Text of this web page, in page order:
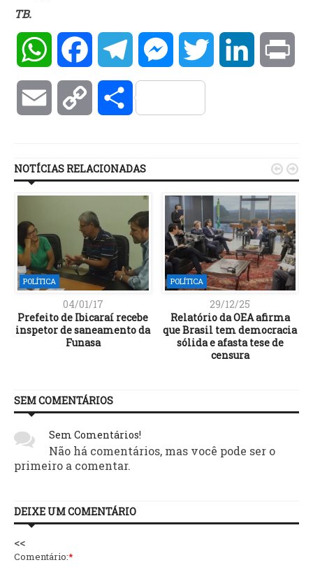
TB.
WhatsAppFacebookTelegramMessengerTwitter LinkedIn
Email Copy Compartilhar
NOTÍCIAS RELACIONADAS
POLÍTICA
04/01/17
Prefeito de Ibicaraí recebe
inspetor de saneamento da
Funasa
POLÍTICA
29/12/25
Relatório da OEA afirma
que Brasil tem democracia
sólida e afasta tese de
censura
 
SEM COMENTÁRIOS
Sem Comentários!
Não há comentários, mas você pode ser o
primeiro a comentar.
DEIXE UM COMENTÁRIO
<<
Comentário:*